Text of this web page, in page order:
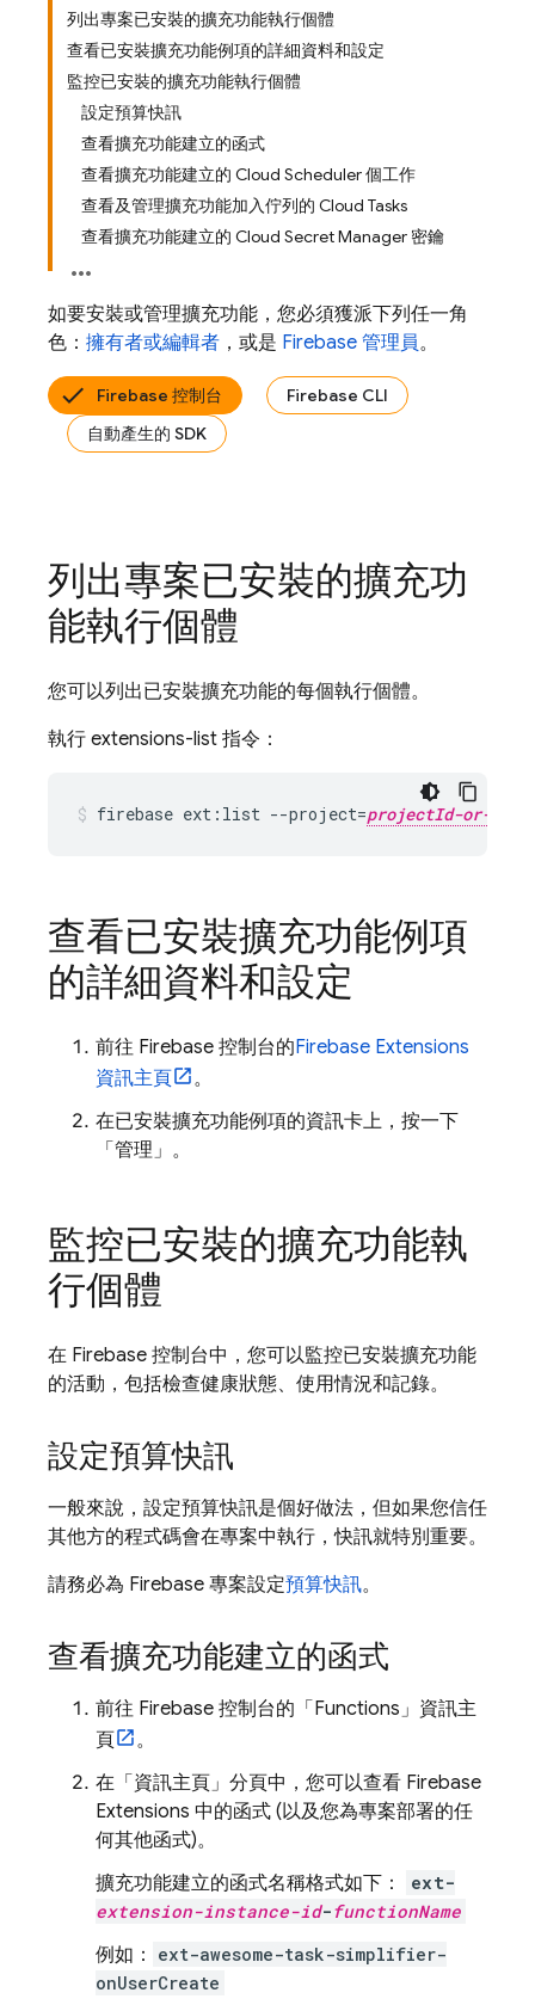
列出專案已安裝的擴充功能執行個體
查看已安裝擴充功能例項的詳細資料和設定
監控已安裝的擴充功能執行個體
設定預算快訊
查看擴充功能建立的函式
查看擴充功能建立的 Cloud Scheduler 個工作
查看及管理擴充功能加入佇列的 Cloud Tasks
查看擴充功能建立的 Cloud Secret Manager 密鑰
如要安裝或管理擴充功能，您必須獲派下列任一角
色： 擁有者或編輯者 ，或是 Firebase 管理員。
Firebase 控制台
Firebase CLI
自動產生的 SDK
列出專案已安裝的擴充功
能執行個體
您可以列出已安裝擴充功能的每個執行個體。
執行 extensions-list 指令：
firebase ext:list --project=projectId-or-
查看已安裝擴充功能例項
的詳細資料和設定
前往 Firebase 控制台的Firebase Extensions
資訊主頁
。
在已安裝擴充功能例項的資訊卡上，按一下
「管理」 。
監控已安裝的擴充功能執
行個體
在 Firebase 控制台中，您可以監控已安裝擴充功能
的活動，包括檢查健康狀態、使用情況和記錄。
設定預算快訊
一般來說，設定預算快訊是個好做法，但如果您信任
其他方的程式碼會在專案中執行，快訊就特別重要。
請務必為 Firebase 專案設定預算快訊。
查看擴充功能建立的函式
前往 Firebase 控制台的「Functions」資訊主
頁
。
在「資訊主頁」 分頁中，您可以查看 Firebase
Extensions 中的函式 (以及您為專案部署的任
何其他函式)。
擴充功能建立的函式名稱格式如下：
ext-
extension-instance-id-functionName
例如：
ext-awesome-task-simplifier-
onUserCreate